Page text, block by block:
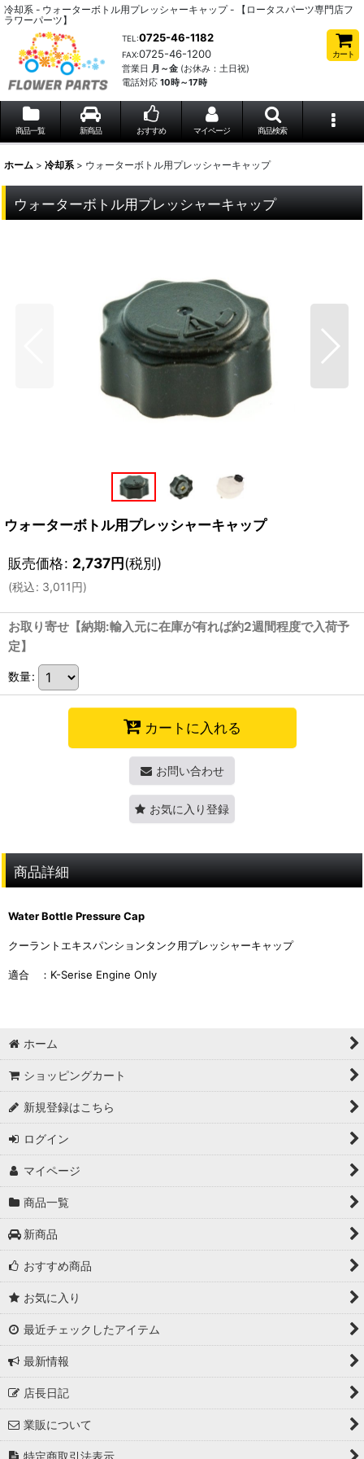
冷却系 - ウォーターボトル用プレッシャーキャップ - 【ロータスパーツ専門店フ
ラワーパーツ】
TEL:0725-46-1182
FAX:0725-46-1200
営業日 月～金 (お休み：土日祝)
電話対応 10時～17時
カート
商品一覧 新商品 おすすめ マイページ 商品検索
ホーム > 冷却系 > ウォーターボトル用プレッシャーキャップ
ウォーターボトル用プレッシャーキャップ
ウォーターボトル用プレッシャーキャップ
販売価格: 2,737円(税別)
(税込: 3,011円)
お取り寄せ【納期:輸入元に在庫が有れば約2週間程度で入荷予
定】
数量:
カートに入れる
お問い合わせ
お気に入り登録
商品詳細
Water Bottle Pressure Cap
クーラントエキスパンションタンク用プレッシャーキャップ
適合 ：K-Serise Engine Only
ホーム
ショッピングカート
新規登録はこちら
ログイン
マイページ
商品一覧
新商品
おすすめ商品
お気に入り
最近チェックしたアイテム
最新情報
店長日記
業販について
特定商取引法表示